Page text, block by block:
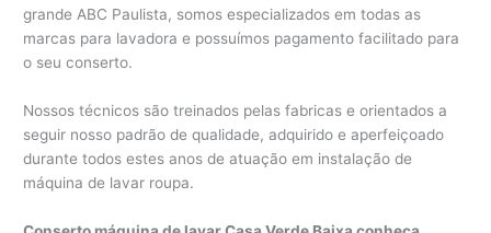
grande ABC Paulista, somos especializados em todas as
marcas para lavadora e possuímos pagamento facilitado para
o seu conserto.
Nossos técnicos são treinados pelas fabricas e orientados a
seguir nosso padrão de qualidade, adquirido e aperfeiçoado
durante todos estes anos de atuação em instalação de
máquina de lavar roupa.